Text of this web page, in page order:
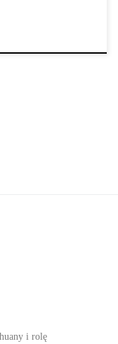
i rolę